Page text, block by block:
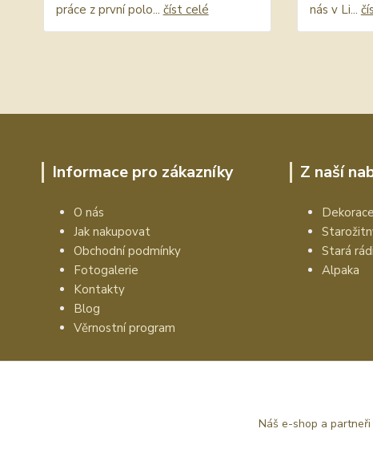
práce z první polo... číst celé
nás v Li...
Informace pro zákazníky
O nás
Jak nakupovat
Obchodní podmínky
Fotogalerie
Kontakty
Blog
Věrnostní program
Z naší
Stará
Alpaka
Náš e-shop a